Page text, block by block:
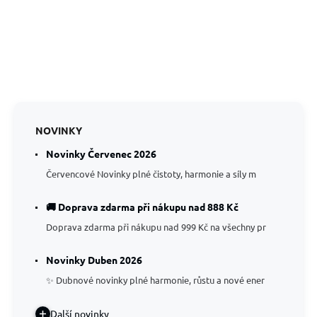
NOVINKY
Novinky Červenec 2026
Červencové Novinky plné čistoty, harmonie a síly m
🚚 Doprava zdarma při nákupu nad 888 Kč
Doprava zdarma při nákupu nad 999 Kč na všechny pr
Novinky Duben 2026
✨ Dubnové novinky plné harmonie, růstu a nové ener
Další novinky